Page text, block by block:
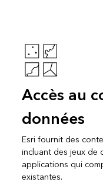
Accès au
données
Esri fournit des
incluant des jeux
applications qui
existantes.